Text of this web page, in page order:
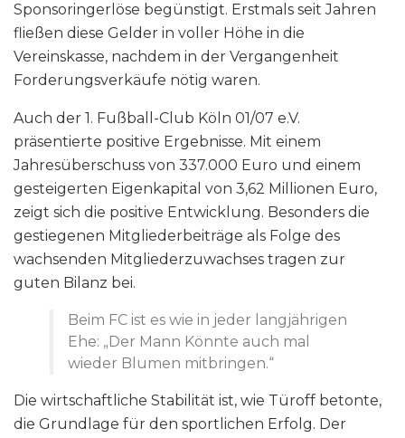
Sponsoringerlöse begünstigt. Erstmals seit Jahren
fließen diese Gelder in voller Höhe in die
Vereinskasse, nachdem in der Vergangenheit
Forderungsverkäufe nötig waren.
Auch der 1. Fußball-Club Köln 01/07 e.V.
präsentierte positive Ergebnisse. Mit einem
Jahresüberschuss von 337.000 Euro und einem
gesteigerten Eigenkapital von 3,62 Millionen Euro,
zeigt sich die positive Entwicklung. Besonders die
gestiegenen Mitgliederbeiträge als Folge des
wachsenden Mitgliederzuwachses tragen zur
guten Bilanz bei.
Beim FC ist es wie in jeder langjährigen
Ehe: „Der Mann Könnte auch mal
wieder Blumen mitbringen.“
Die wirtschaftliche Stabilität ist, wie Türoff betonte,
die Grundlage für den sportlichen Erfolg. Der